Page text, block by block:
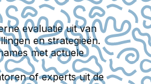
evaluatie uit van
en strategieën.
met actuele
of experts uit de